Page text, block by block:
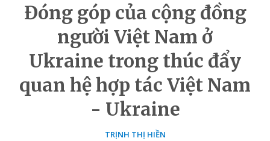
Đóng góp của cộng đồng
người Việt Nam ở
Ukraine trong thúc đẩy
quan hệ hợp tác Việt Nam
- Ukraine
TRỊNH THỊ HIỀN